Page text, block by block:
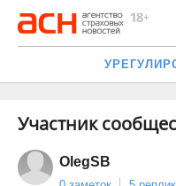
Участник
OlegSB